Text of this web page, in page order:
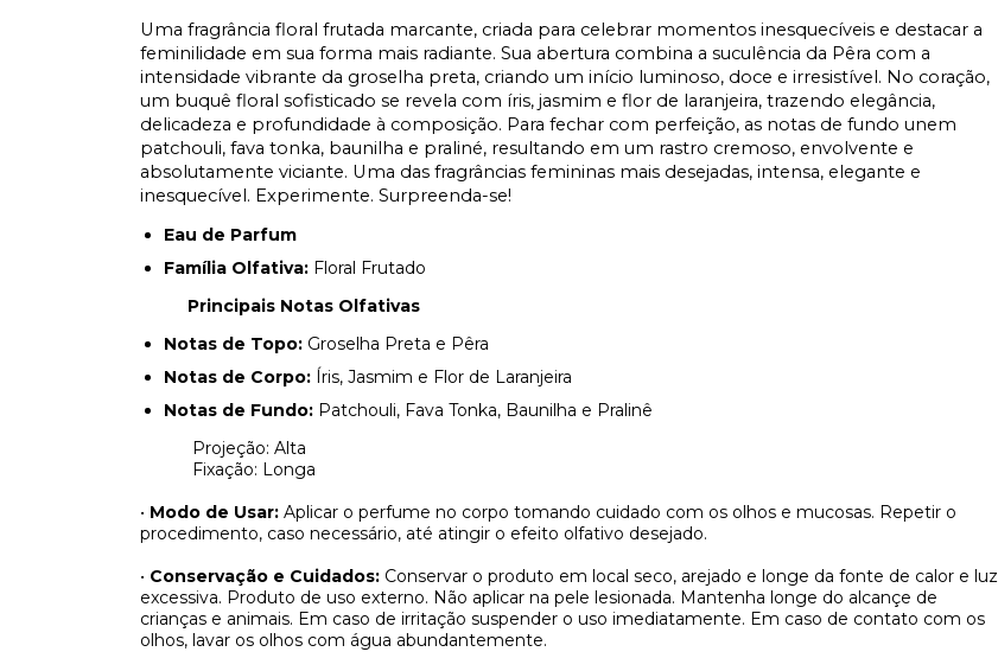
Uma fragrância floral frutada marcante, criada para celebrar momentos inesquecíveis e destacar a
feminilidade em sua forma mais radiante. Sua abertura combina a suculência da Pêra com a
intensidade vibrante da groselha preta, criando um início luminoso, doce e irresistível. No coração,
um buquê floral sofisticado se revela com íris, jasmim e flor de laranjeira, trazendo elegância,
delicadeza e profundidade à composição. Para fechar com perfeição, as notas de fundo unem
patchouli, fava tonka, baunilha e praliné, resultando em um rastro cremoso, envolvente e
absolutamente viciante. Uma das fragrâncias femininas mais desejadas, intensa, elegante e
inesquecível. Experimente. Surpreenda-se!
Eau de Parfum
Família Olfativa: Floral Frutado
Principais Notas Olfativas
Notas de Topo: Groselha Preta e Pêra
Notas de Corpo: Íris, Jasmim e Flor de Laranjeira
Notas de Fundo: Patchouli, Fava Tonka, Baunilha e Pralinê
Projeção: Alta
Fixação: Longa
• Modo de Usar: Aplicar o perfume no corpo tomando cuidado com os olhos e mucosas. Repetir o
procedimento, caso necessário, até atingir o efeito olfativo desejado.
• Conservação e Cuidados: Conservar o produto em local seco, arejado e longe da fonte de calor e luz
excessiva. Produto de uso externo. Não aplicar na pele lesionada. Mantenha longe do alcançe de
crianças e animais. Em caso de irritação suspender o uso imediatamente. Em caso de contato com os
olhos, lavar os olhos com água abundantemente.